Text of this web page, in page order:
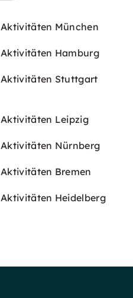
Aktivitäten München
Aktivitäten Hamburg
Aktivitäten Stuttgart
Aktivitäten Leipzig
Aktivitäten Nürnberg
Aktivitäten Bremen
Aktivitäten Heidelberg